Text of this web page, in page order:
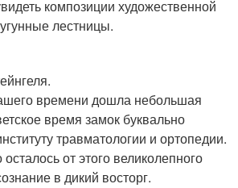
композиции художественной
лестницы.
времени дошла небольшая
время замок буквально
травматологии и ортопедии.
от этого великолепного
в дикий восторг.